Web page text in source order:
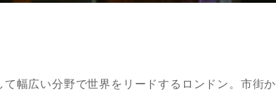
て幅広い分野で世界をリードするロンドン。市街